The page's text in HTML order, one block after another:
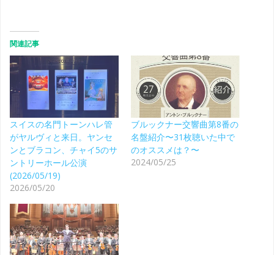
関連記事
スイスの名門トーンハレ管
がヤルヴィと来日。ヤンセ
ンとブラコン、チャイ5のサ
ントリーホール公演
(2026/05/19)
2026/05/20
ブルックナー交響曲第8番の
名盤紹介〜31枚聴いた中で
のオススメは？〜
2024/05/25